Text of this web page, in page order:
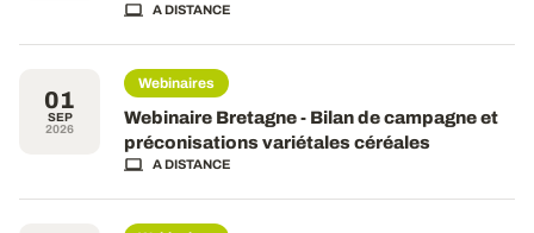
A DISTANCE
01
SEP
2026
Webinaires
Webinaire Bretagne - Bilan de campagne et
préconisations variétales céréales
A DISTANCE